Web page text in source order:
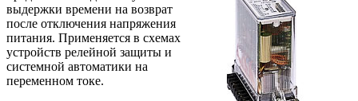
выдержки времени на возврат
после отключения напряжения
питания. Применяется в схемах
устройств релейной защиты и
системной автоматики на
переменном токе.